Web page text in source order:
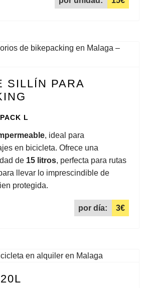
SILLÍN PARA
L
, ideal para
en bicicleta. Ofrece una
de 15 litros, perfecta para rutas
llevar lo imprescindible de
protegida.
por día: 3€